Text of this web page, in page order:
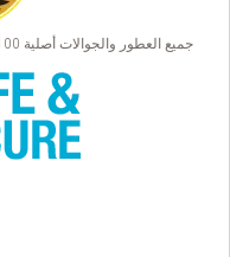
جميع العطور والجوالات أصلية 100%